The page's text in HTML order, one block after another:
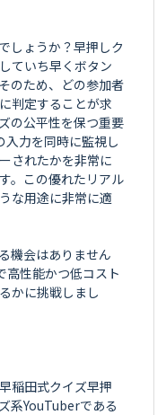
しょうか？早押しク
ていち早くボタン
のため、どの参加者
判定することが求
の公平性を保つ重要
入力を同時に監視し
されたかを非常に
。この優れたリアル
な用途に非常に適
機会はありません
高性能かつ低コスト
かに挑戦しまし
稲田式クイズ早押
系YouTuberである